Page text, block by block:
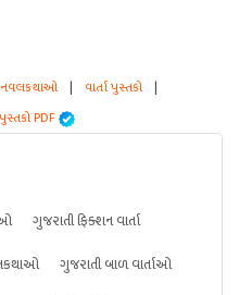
નવલકથાઓ | વાર્તા પુસ્તકો |
PDF
ગુજરાતી ફિક્શન વાર્તા
ગુજરાતી બાળ વાર્તાઓ